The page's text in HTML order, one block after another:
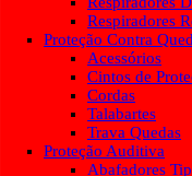
Respiradores
Proteção Contra
Acessórios
Cintos de
Cordas
Talabartes
Trava Quedas
Proteção Auditiva
Abafadores